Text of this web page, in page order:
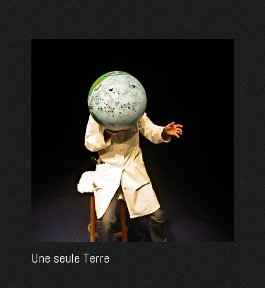
Une seule Terre